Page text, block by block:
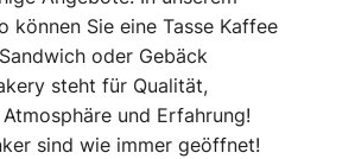
können Sie eine Tasse Kaffee
oder Gebäck
steht für Qualität,
und Erfahrung!
sind wie immer geöffnet!